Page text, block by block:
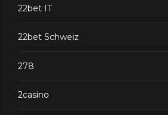
22bet IT
22bet Schweiz
278
2casino